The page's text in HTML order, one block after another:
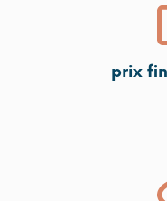
prix